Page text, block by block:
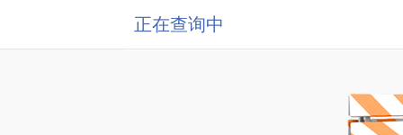
正在查询中